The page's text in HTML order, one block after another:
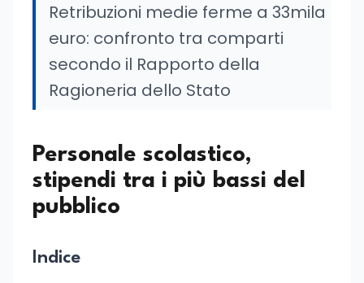
Retribuzioni medie ferme a 33mila
euro: confronto tra comparti
secondo il Rapporto della
Ragioneria dello Stato
Personale scolastico,
stipendi tra i più bassi del
pubblico
Indice